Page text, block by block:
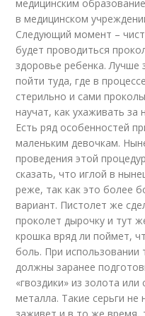
медицинским
в медицинском
Следующий момент –
будет проводиться
здоровье ребенка.
пойти туда, где в
стерильно и сами
научат, как ухаживать за
Есть ряд особенностей
маленьким девочкам.
проведения этой
сказать, что иглой в
реже, так как это более
вариант. Пистолет же
проколет дырочку и тут
крошка вряд ли поймет,
боль. При использовании
должны заранее
«гвоздики» из золота
металла. Такие серьги